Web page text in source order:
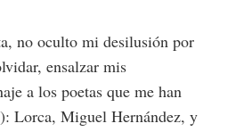
no oculto mi desilusión por
ensalzar mis
a los poetas que me han
Lorca, Miguel Hernández, y